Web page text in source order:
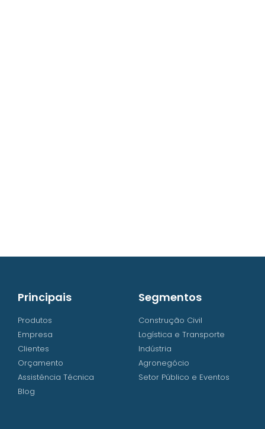
Principais
Produtos
Empresa
Clientes
Orçamento
Assistência Técnica
Blog
Segmentos
Construção Civil
Logística e Transporte
Indústria
Agronegócio
Setor Público e Eventos